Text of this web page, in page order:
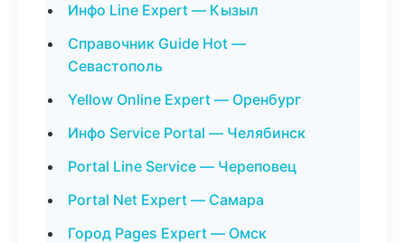
Инфо Line Expert — Кызыл
Справочник Guide Hot —
Севастополь
Yellow Online Expert — Оренбург
Инфо Service Portal — Челябинск
Portal Line Service — Череповец
Portal Net Expert — Самара
Город Pages Expert — Омск